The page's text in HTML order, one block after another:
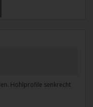
Hohlprofile senkrecht